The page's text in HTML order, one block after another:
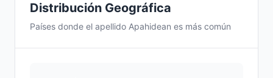
Distribución Geográfica
Países donde el apellido Apahidean es más común